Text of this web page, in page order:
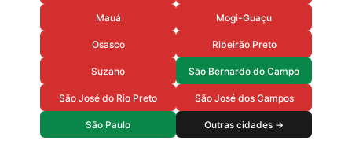
Mauá Mogi-Guaçu
Osasco Ribeirão Preto
Suzano São Bernardo do Campo
São José do Rio Preto São José dos Campos
São Paulo Outras cidades →